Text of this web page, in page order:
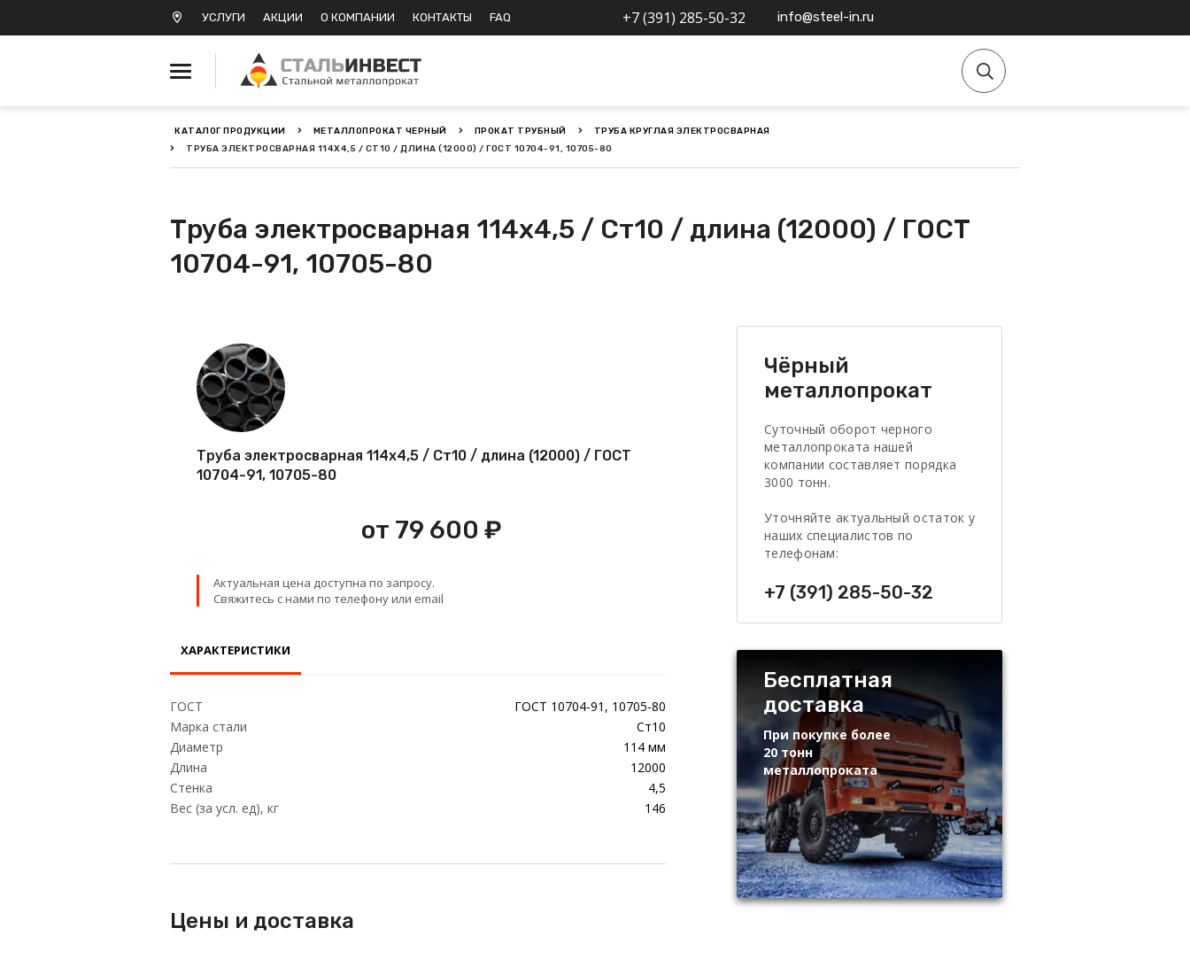
УСЛУГИ АКЦИИ О КОМПАНИИ КОНТАКТЫ FAQ +7 (391) 285-50-32 info@steel-in.ru
нержавеющий
Металлопрокат цветной
Профлист
Проволока
Детали трубопровода
КАТАЛОГ ПРОДУКЦИИ МЕТАЛЛОПРОКАТ ЧЕРНЫЙ ПРОКАТ ТРУБНЫЙ
ТРУБА КРУГЛАЯ ЭЛЕКТРОСВАРНАЯ
ТРУБА ЭЛЕКТРОСВАРНАЯ 114Х4,5 / СТ10 / ДЛИНА (12000) / ГОСТ 10704-91, 10705-80
Труба электросварная 114х4,5 / Ст10 / длина (12000) / ГОСТ
10704-91, 10705-80
Труба электросварная 114х4,5 / Ст10 / длина (12000) / ГОСТ
10704-91, 10705-80
от 79 600 ₽
Актуальная цена доступна по запросу.
Свяжитесь с нами по телефону или email
ХАРАКТЕРИСТИКИ
ГОСТ
ГОСТ 10704-91, 10705-80
Марка стали
Ст10
Диаметр
114 мм
Длина
12000
Стенка
4,5
Вес (за усл. ед), кг
146
Цены и доставка
Чёрный
металлопрокат
Суточный оборот черного
металлопроката нашей
компании составляет порядка
3000 тонн.
Уточняйте актуальный остаток у
наших специалистов по
телефонам:
+7 (391) 285-50-32
Бесплатная
доставка
При покупке более
20 тонн
металлопроката